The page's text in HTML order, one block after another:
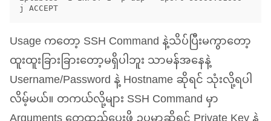
Usage ကတော့SSHCommand နဲ့သိပ်ပြီးမကွာတော့
ထူးထူးခြားခြားတော့မရှိပါဘူး သာမန်အနေနဲ့
Username/Password နဲ့ Hostname ဆိုရင် သုံးလို့ရပါ
လိမ့်မယ်။ တကယ်လို့များSSHCommand မှာ